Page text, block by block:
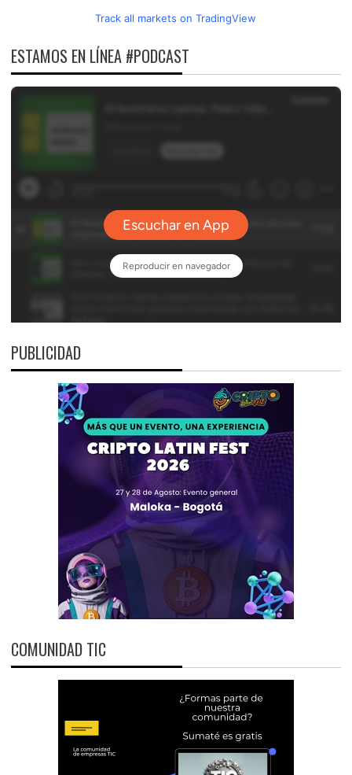
Track all markets on TradingView
ESTAMOS EN LÍNEA #PODCAST
PUBLICIDAD
COMUNIDAD TIC